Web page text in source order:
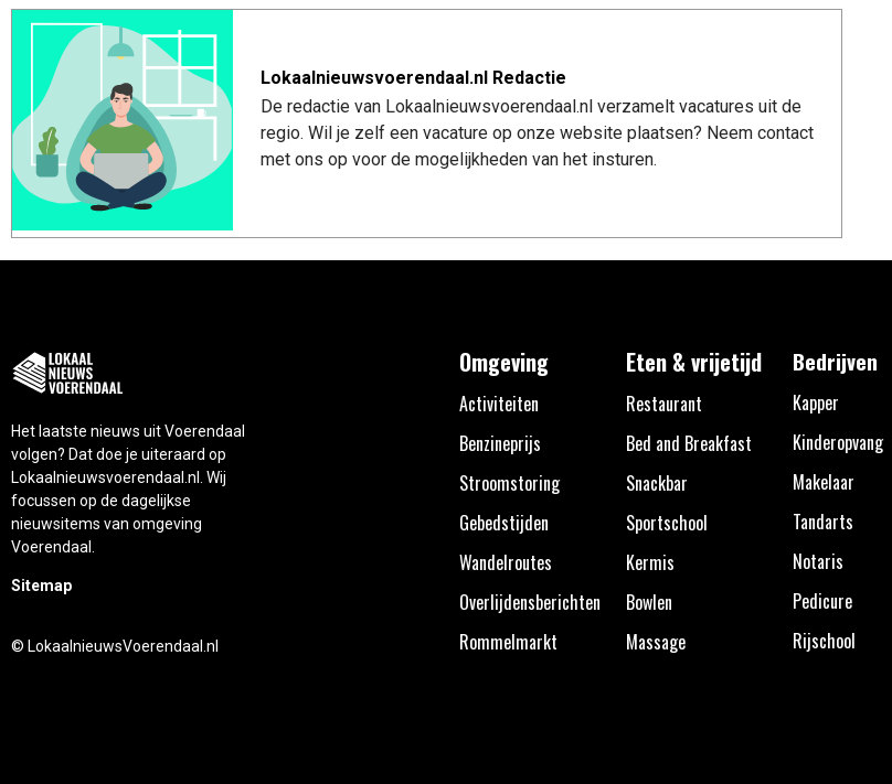
Lokaalnieuwsvoerendaal.nl Redactie
De redactie van Lokaalnieuwsvoerendaal.nl verzamelt vacatures uit de
regio. Wil je zelf een vacature op onze website plaatsen? Neem contact
met ons op voor de mogelijkheden van het insturen.
Het laatste nieuws uit Voerendaal
volgen? Dat doe je uiteraard op
Lokaalnieuwsvoerendaal.nl. Wij
focussen op de dagelijkse
nieuwsitems van omgeving
Voerendaal.
Sitemap
© LokaalnieuwsVoerendaal.nl
Omgeving
Activiteiten
Benzineprijs
Stroomstoring
Gebedstijden
Wandelroutes
Overlijdensberichten
Rommelmarkt
Eten & vrijetijd
Restaurant
Bed and Breakfast
Snackbar
Sportschool
Kermis
Bowlen
Massage
Bedrijven
Kapper
Kinderopvang
Makelaar
Tandarts
Notaris
Pedicure
Rijschool